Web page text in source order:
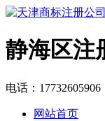
静海区注
电话：17732605906
网站首页